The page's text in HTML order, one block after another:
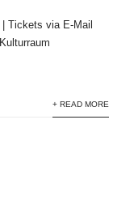
Tickets via E-Mail
+ READ MORE